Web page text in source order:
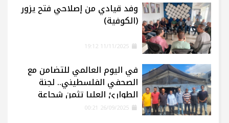
وفد قيادي من إصلاحي فتح يزور
(الكوفية)
في اليوم العالمي للتضامن مع
الصحفي الفلسطيني.. لجنة
الطوارئ العليا تثمن شجاعة
الإعلاميين في غزة